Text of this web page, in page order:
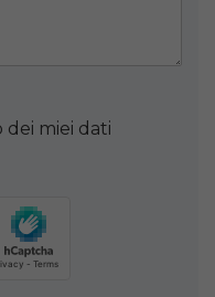
miei dati